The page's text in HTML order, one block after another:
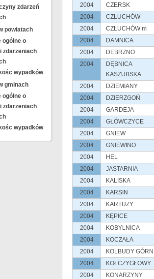
2004
CZERSK
2004
CZŁUCHÓW
2004
CZŁUCHÓW m
2004
DAMNICA
2004
DEBRZNO
2004
DĘBNICA
KASZUBSKA
2004
DZIEMIANY
2004
DZIERZGOŃ
2004
GARDEJA
2004
GŁÓWCZYCE
2004
GNIEW
2004
GNIEWINO
2004
HEL
2004
JASTARNIA
2004
KALISKA
2004
KARSIN
2004
KARTUZY
2004
KĘPICE
2004
KOBYLNICA
2004
KOCZAŁA
2004
KOLBUDY
2004
KOŁCZYGŁOWY
2004
KONARZYNY
zdarzeń
powiatach
ogólne o
zdarzeniach
wypadków
gminach
ogólne o
zdarzeniach
wypadków